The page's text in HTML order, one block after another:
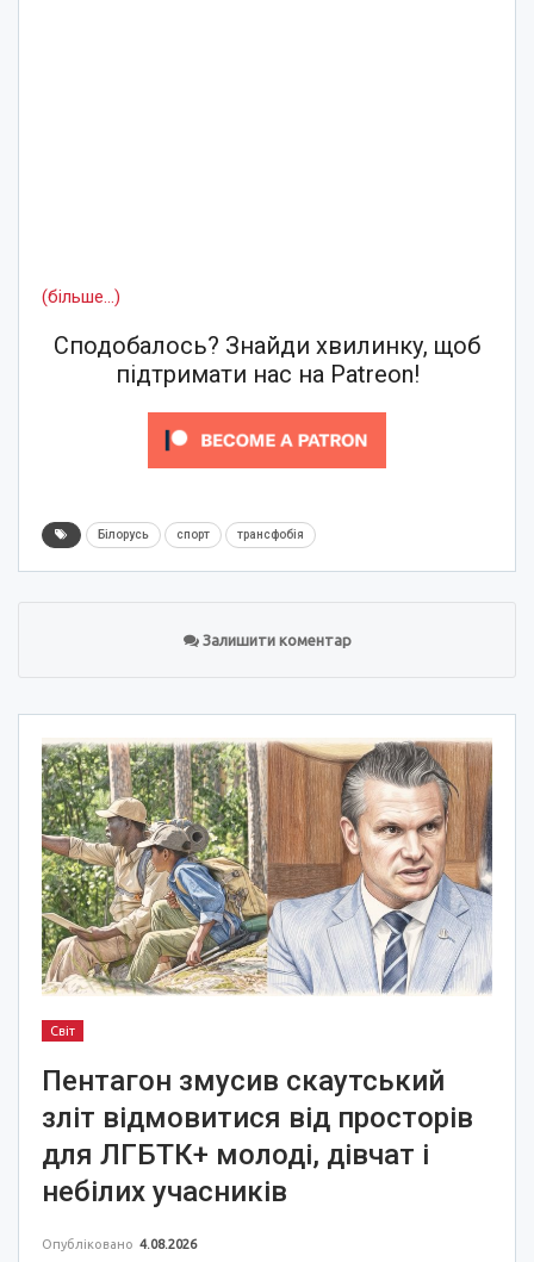
(більше…)
Сподобалось? Знайди хвилинку, щоб
підтримати нас на Patreon!
Білорусь спорт трансфобія
Залишити коментар
Світ
Пентагон змусив скаутський
зліт відмовитися від просторів
для ЛГБТК+ молоді, дівчат і
небілих учасників
Опубліковано 4.08.2026